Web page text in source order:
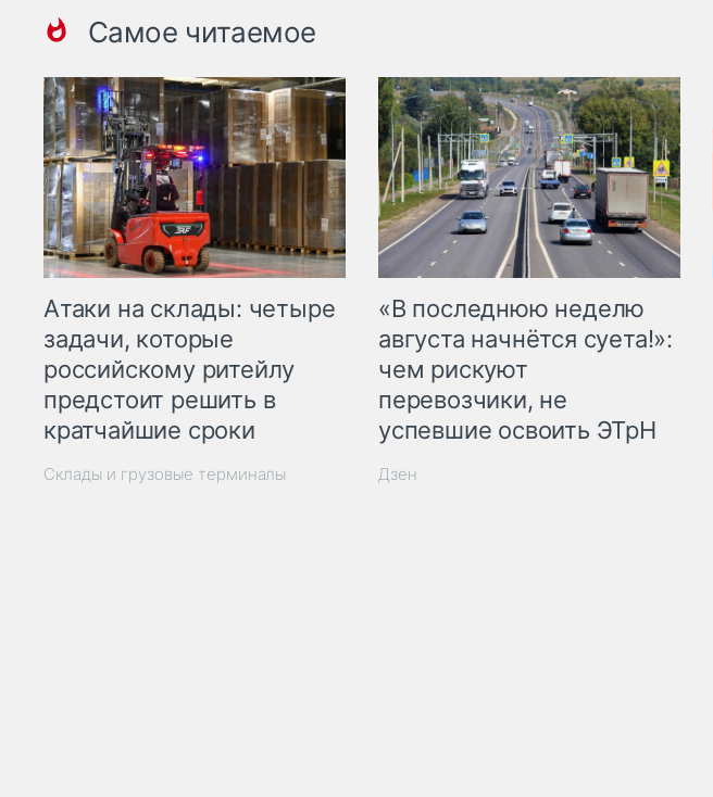
Самое читаемое
Атаки на склады: четыре
задачи, которые
российскому ритейлу
предстоит решить в
кратчайшие сроки
Склады и грузовые терминалы
«В последнюю неделю
августа начнётся суета!»:
чем рискуют
перевозчики, не
успевшие освоить ЭТрН
Дзен